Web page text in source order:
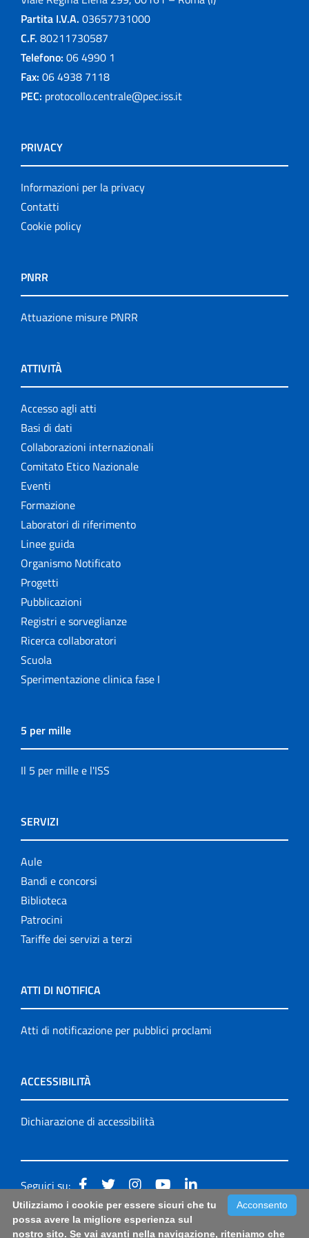
Partita I.V.A. 03657731000
C.F. 80211730587
Telefono: 06 4990 1
Fax: 06 4938 7118
PEC: protocollo.centrale@pec.iss.it
PRIVACY
Informazioni per la privacy
Contatti
Cookie policy
PNRR
Attuazione misure PNRR
ATTIVITÀ
Accesso agli atti
Basi di dati
Collaborazioni internazionali
Comitato Etico Nazionale
Eventi
Formazione
Laboratori di riferimento
Linee guida
Organismo Notificato
Progetti
Pubblicazioni
Registri e sorveglianze
Ricerca collaboratori
Scuola
Sperimentazione clinica fase I
5 per mille
Il 5 per mille e l'ISS
SERVIZI
Aule
Bandi e concorsi
Biblioteca
Patrocini
Tariffe dei servizi a terzi
ATTI DI NOTIFICA
Atti di notificazione per pubblici proclami
ACCESSIBILITÀ
Dichiarazione di accessibilità
Seguici su:
Accessibilità: form di segnalazione di prima istanza per
Acconsento
Utilizziamo i cookie per essere sicuri che tu
possa avere la migliore esperienza sul
nostro sito. Se vai avanti nella navigazione, riteniamo che